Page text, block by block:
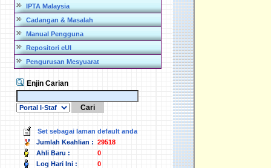
IPTA Malaysia
Cadangan & Masalah
Manual Pengguna
Repositori eUI
Pengurusan Mesyuarat
Enjin Carian
Set sebagai laman default anda
Jumlah Keahlian : 29518
Ahli Baru :
0
Log Hari Ini :
0